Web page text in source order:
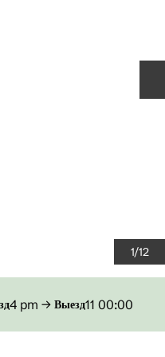
1/12
4 pm → Выезд11 00:00